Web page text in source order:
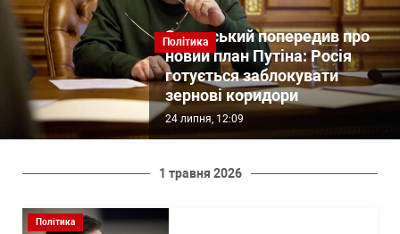
Політика
Зеленський попередив про
новий план Путіна: Росія
готується заблокувати
зернові коридори
24 липня, 12:09
1 травня 2026
Політика
корупцією